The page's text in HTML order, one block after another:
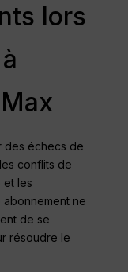
lors
des échecs de
conflits de
et les
abonnement ne
de se
résoudre le